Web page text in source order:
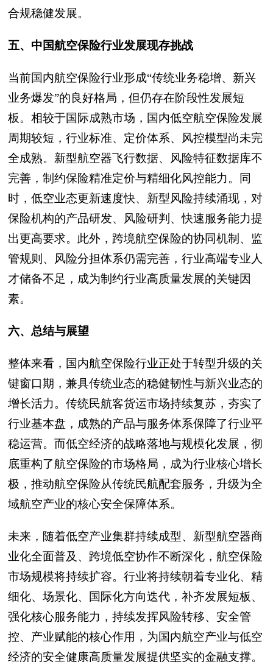
合规稳健发展。
五、中国航空保险行业发展现存挑战
当前国内航空保险行业形成“传统业务稳增、新兴
业务爆发”的良好格局，但仍存在阶段性发展短
板。相较于国际成熟市场，国内低空航空保险发展
周期较短，行业标准、定价体系、风控模型尚未完
全成熟。新型航空器飞行数据、风险特征数据库不
完善，制约保险精准定价与精细化风控能力。同
时，低空业态更新速度快、新型风险持续涌现，对
保险机构的产品研发、风险研判、快速服务能力提
出更高要求。此外，跨境航空保险的协同机制、监
管规则、风险分担体系仍需完善，行业高端专业人
才储备不足，成为制约行业高质量发展的关键因
素。
六、总结与展望
整体来看，国内航空保险行业正处于转型升级的关
键窗口期，兼具传统业态的稳健韧性与新兴业态的
增长活力。传统民航客货运市场持续复苏，夯实了
行业基本盘，成熟的产品与服务体系保障了行业平
稳运营。而低空经济的战略落地与规模化发展，彻
底重构了航空保险的市场格局，成为行业核心增长
极，推动航空保险从传统民航配套服务，升级为全
域航空产业的核心安全保障体系。
未来，随着低空产业集群持续成型、新型航空器商
业化全面普及、跨境低空协作不断深化，航空保险
市场规模将持续扩容。行业将持续朝着专业化、精
细化、场景化、国际化方向迭代，补齐发展短板、
强化核心服务能力，持续发挥风险转移、安全管
控、产业赋能的核心作用，为国内航空产业与低空
经济的安全健康高质量发展提供坚实的金融支撑。